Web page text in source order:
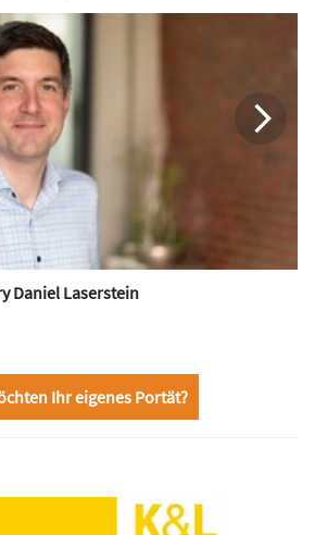
Daniel Laserstein
Ihr eigenes Portät?